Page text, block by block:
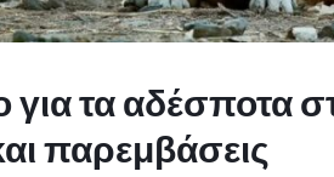
τα αδέσποτα
παρεμβάσεις